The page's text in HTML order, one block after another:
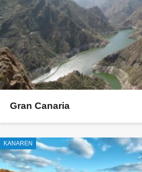
Gran Canaria
KANAREN